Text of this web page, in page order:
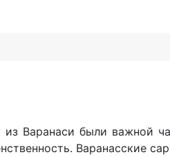
Варанаси были важной
Варанасские